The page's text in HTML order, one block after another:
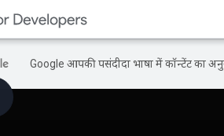
Google आपकी पसंदीदा भाषा में कॉन्टेंट का